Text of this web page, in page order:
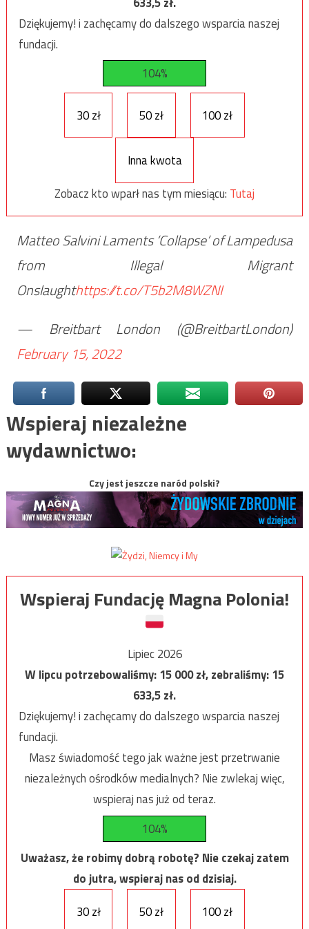
Dziękujemy! i zachęcamy do dalszego wsparcia naszej
fundacji.
104%
30 zł 50 zł 100 zł
Inna kwota
Zobacz kto wparł nas tym miesiącu: Tutaj
Matteo Salvini Laments ‘Collapse’ of Lampedusa
from Illegal Migrant
Onslaughthttps://t.co/T5b2M8WZNI
— Breitbart London (@BreitbartLondon)
February 15, 2022
Wspieraj niezależne
wydawnictwo:
Czy jest jeszcze naród polski?
Wspieraj Fundację Magna Polonia!
Lipiec 2026
W lipcu potrzebowaliśmy:15 000zł, zebraliśmy:15
633,5zł.
Dziękujemy! i zachęcamy do dalszego wsparcia naszej
fundacji.
Masz świadomość tego jak ważne jest przetrwanie
niezależnych ośrodków medialnych? Nie zwlekaj więc,
wspieraj nas już od teraz.
104%
Uważasz, że robimy dobrą robotę? Nie czekaj zatem
do jutra, wspieraj nas od dzisiaj.
30 zł
50 zł 100 zł